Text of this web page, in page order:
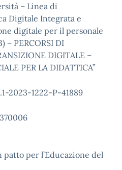
– Linea di
Digitale Integrata e
digitale per il personale
– PERCORSI DI
DIGITALE –
PER LA DIDATTICA”
2023-1222-P-41889
per l’Educazione del